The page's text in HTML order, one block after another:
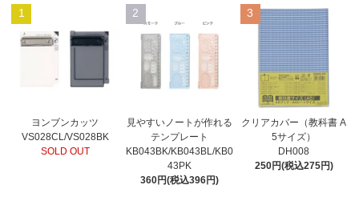
1
ヨンブンカッツ
VS028CL/VS028BK
SOLD OUT
2
見やすいノートが作れる
テンプレート
KB043BK/KB043BL/KB0
43PK
360円(税込396円)
3
クリアカバー（教科書 A
5サイズ）
DH008
250円(税込275円)